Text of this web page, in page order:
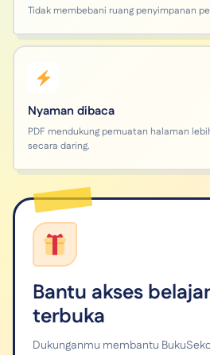
Tidak membebani ruang penyimpanan
Nyaman dibaca
PDF mendukung pemuatan halaman
secara daring.
Bantu akses
terbuka
Dukunganmu membantu